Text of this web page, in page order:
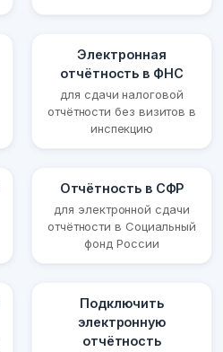
Электронная
отчётность в ФНС
для сдачи налоговой
отчётности без визитов в
инспекцию
Отчётность в СФР
для электронной сдачи
отчётности в Социальный
фонд России
Подключить
электронную
отчётность